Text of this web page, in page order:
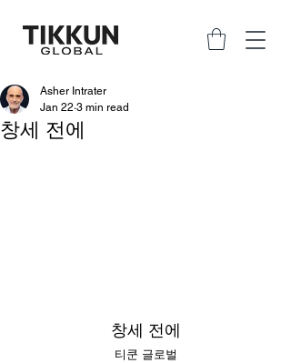
창세 전에
Asher Intrater
Jan 22 3 min read
창세 전에
티쿤 글로벌